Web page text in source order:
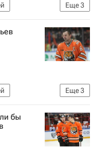
Еще3
2025-2026
Еще3
Кондратьев
бы